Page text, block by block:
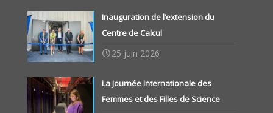
Inauguration de l’extension du
Centre de Calcul
25 juin 2026
La Journée Internationale des
Femmes et des Filles de Science